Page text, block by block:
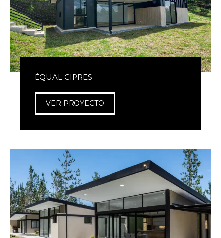
ÉQUAL CIPRES
VER PROYECTO